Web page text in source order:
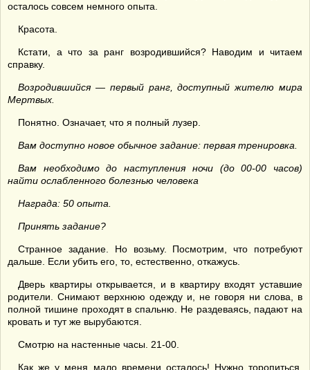
осталось совсем немного опыта.
Красота.
Кстати, а что за ранг возродившийся? Наводим и читаем
справку.
Возродившийся — первый ранг, доступный жителю мира
Мертвых.
Понятно. Означает, что я полный лузер.
Вам доступно новое обычное задание: первая тренировка.
Вам необходимо до наступления ночи (до 00-00 часов)
найти ослабленного болезнью человека
Награда: 50 опыта.
Принять задание?
Странное задание. Но возьму. Посмотрим, что потребуют
дальше. Если убить его, то, естественно, откажусь.
Дверь квартиры открывается, и в квартиру входят уставшие
родители. Снимают верхнюю одежду и, не говоря ни слова, в
полной тишине проходят в спальню. Не раздеваясь, падают на
кровать и тут же вырубаются.
Смотрю на настенные часы. 21-00.
Как же у меня мало времени осталось! Нужно торопиться,